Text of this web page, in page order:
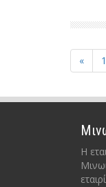
« 1
Η